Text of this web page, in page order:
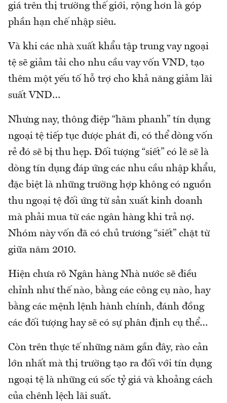
giá trên thị trường thế giới, rộng hơn là góp
phần hạn chế nhập siêu.
Và khi các nhà xuất khẩu tập trung vay ngoại
tệ sẽ giảm tải cho nhu cầu vay vốn VND, tạo
thêm một yếu tố hỗ trợ cho khả năng giảm lãi
suất VND…
Nhưng nay, thông điệp “hãm phanh” tín dụng
ngoại tệ tiếp tục được phát đi, có thể dòng vốn
rẻ đó sẽ bị thu hẹp. Đối tượng “siết” có lẽ sẽ là
dòng tín dụng đáp ứng các nhu cầu nhập khẩu,
đặc biệt là những trường hợp không có nguồn
thu ngoại tệ đối ứng từ sản xuất kinh doanh
mà phải mua từ các ngân hàng khi trả nợ.
Nhóm này vốn đã có chủ trương “siết” chặt từ
giữa năm 2010.
Hiện chưa rõ Ngân hàng Nhà nước sẽ điều
chỉnh như thế nào, bằng các công cụ nào, hay
bằng các mệnh lệnh hành chính, đánh đồng
các đối tượng hay sẽ có sự phân định cụ thể…
Còn trên thực tế những năm gần đây, rào cản
lớn nhất mà thị trường tạo ra đối với tín dụng
ngoại tệ là những cú sốc tỷ giá và khoảng cách
của chênh lệch lãi suất.